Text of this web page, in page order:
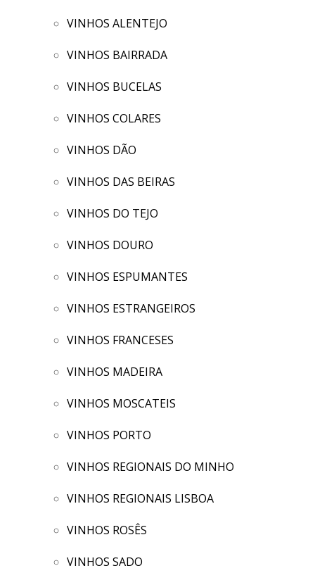
VINHOS ALENTEJO
VINHOS BAIRRADA
VINHOS BUCELAS
VINHOS COLARES
VINHOS DÃO
VINHOS DAS BEIRAS
VINHOS DO TEJO
VINHOS DOURO
VINHOS ESPUMANTES
VINHOS ESTRANGEIROS
VINHOS FRANCESES
VINHOS MADEIRA
VINHOS MOSCATEIS
VINHOS PORTO
VINHOS REGIONAIS DO MINHO
VINHOS REGIONAIS LISBOA
VINHOS ROSÊS
VINHOS SADO